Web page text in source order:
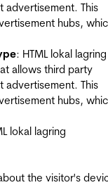
This
hubs,
: HTML lokal lagring
allows third party
This
hubs,
lokal lagring
the visitor's